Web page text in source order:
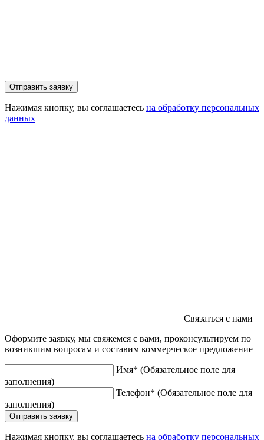
Отправить заявку
Нажимая кнопку, вы соглашаетесь на обработку персональных
данных
Связаться с нами
Оформите заявку, мы свяжемся с вами, проконсультируем по
возникшим вопросам и составим коммерческое предложение
Имя* (Обязательное поле для
заполнения)
Телефон* (Обязательное поле для
заполнения)
Отправить заявку
Нажимая кнопку, вы соглашаетесь на обработку персональных